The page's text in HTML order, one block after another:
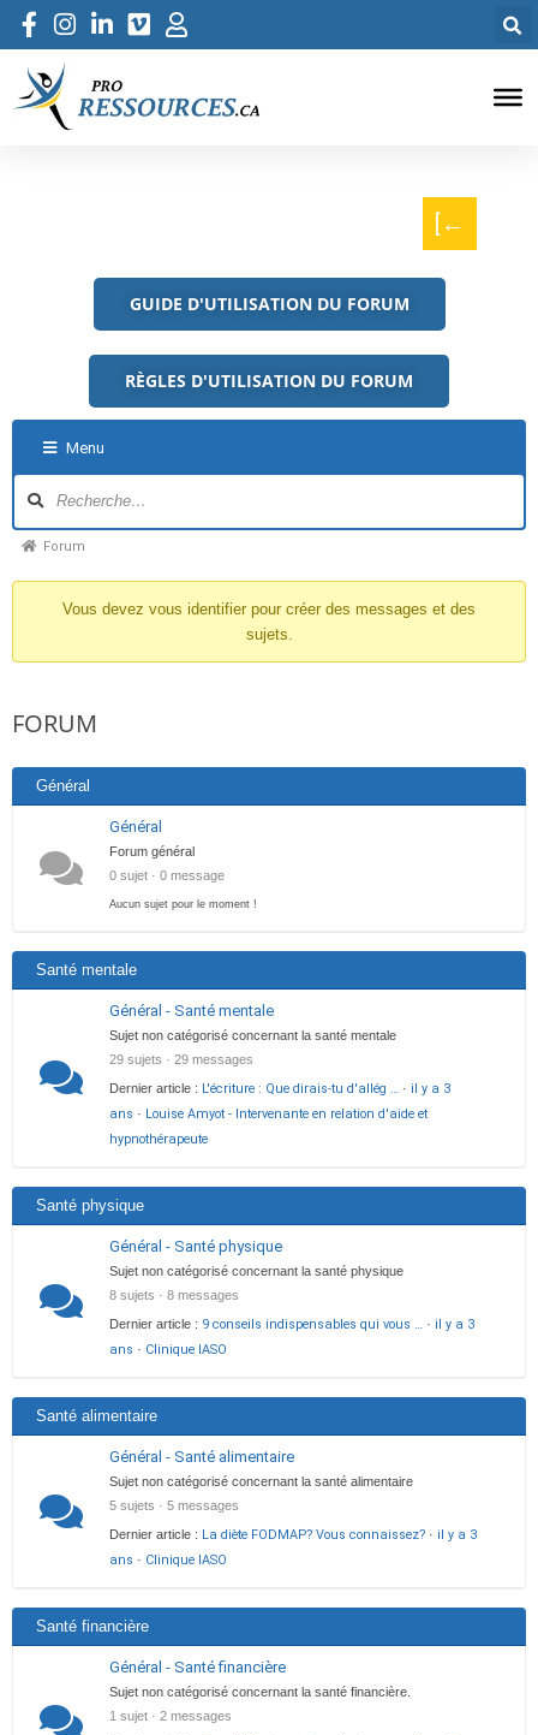
[←
GUIDE D'UTILISATION DU FORUM
RÈGLES D'UTILISATION DU FORUM
Menu
Forum
Vous devez vous identifier pour créer des messages et des
sujets.
FORUM
Général
Général
Forum général
0 sujet · 0 message
Aucun sujet pour le moment !
Santé mentale
Général - Santé mentale
Sujet non catégorisé concernant la santé mentale
29 sujets · 29 messages
Dernier article : L'écriture : Que dirais-tu d'allég … · il y a 3
ans · Louise Amyot - Intervenante en relation d'aide et
hypnothérapeute
Santé physique
Général - Santé physique
Sujet non catégorisé concernant la santé physique
8 sujets · 8 messages
Dernier article : 9 conseils indispensables qui vous … · il y a 3
ans · Clinique IASO
Santé alimentaire
Général - Santé alimentaire
Sujet non catégorisé concernant la santé alimentaire
5 sujets · 5 messages
Dernier article : La diète FODMAP? Vous connaissez? · il y a 3
ans · Clinique IASO
Santé financière
Général - Santé financière
Sujet non catégorisé concernant la santé financière.
1 sujet · 2 messages